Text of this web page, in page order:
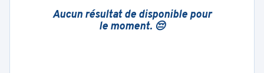
Aucun résultat de disponible pour
le moment. 😔